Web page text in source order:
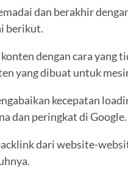
dan berakhir
berikut.
dengan cara
yang dibuat untuk
kecepatan
dan peringkat di Google.
dari website-